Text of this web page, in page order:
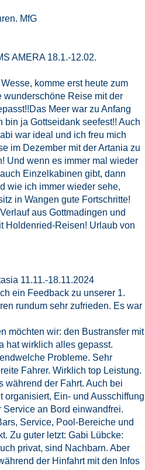
MfG
AMERA 18.1.-12.02.
komme erst heute zum
wunderschöne Reise mit der
Meer war zu Anfang
bin ja Gottseidank seefest!! Auch
war ideal und ich freu mich
im Dezember mit der Artania zu
Und wenn es immer mal wieder
Einzelkabinen gibt, dann
wie ich immer wieder sehe,
in Wangen gute Fortschritte!
aus Gottmadingen und
Holdenried-Reisen! Urlaub von
11.11.-18.11.2024
ein Feedback zu unserer 1.
rundum sehr zufrieden. Es war
möchten wir: den Bustransfer mit
hat wirklich alles gepasst.
Probleme. Sehr
Fahrer. Wirklich top Leistung.
während der Fahrt. Auch bei
organisiert, Ein- und Ausschiffung
Service an Bord einwandfrei.
Service, Pool-Bereiche und
Zu guter letzt: Gabi Lübcke:
privat, sind Nachbarn. Aber
der Hinfahrt mit den Infos